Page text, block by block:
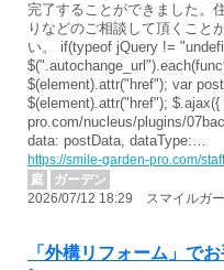
完了することができました。
りなどのご相談して頂くこと
い。 if(typeof jQuery !=
$(element).attr("href"); var
$(element).attr("href");
pro.com/nucleus/plugins/
data: postData, dataType:…
https://smile-garden-pro.com/
庭
ガーデン
2026/07/12 18:29 スマイルガー
「外構リフォーム」で